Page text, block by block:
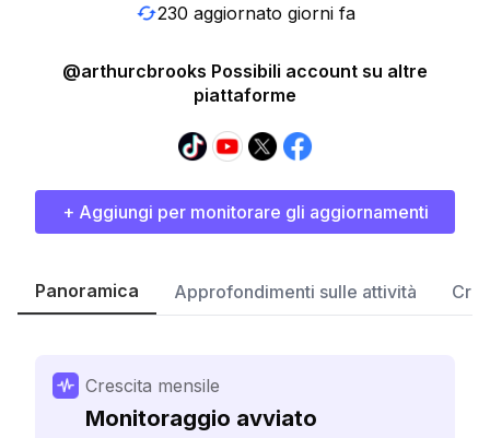
230 aggiornato giorni fa
@arthurcbrooks Possibili account su altre
piattaforme
+ Aggiungi per monitorare gli aggiornamenti
Panoramica Approfondimenti sulle attività
Crescita mensile
Monitoraggio avviato